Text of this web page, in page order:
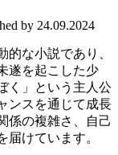
by 24.09.2024
的な小説であり、
遂を起こした少
く」という主人公
ンスを通じて成長
係の複雑さ、自己
けています。